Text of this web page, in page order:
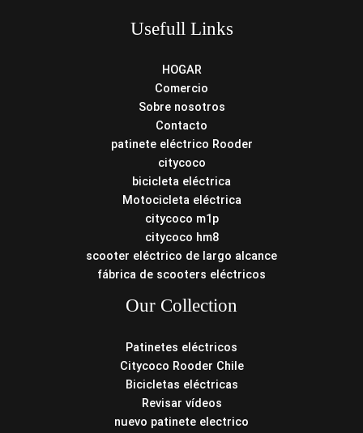
Usefull Links
HOGAR
Comercio
Sobre nosotros
Contacto
patinete eléctrico Rooder
citycoco
bicicleta eléctrica
Motocicleta eléctrica
citycoco m1p
citycoco hm8
scooter eléctrico de largo alcance
fábrica de scooters eléctricos
Our Collection
Patinetes eléctricos
Citycoco Rooder Chile
Bicicletas eléctricas
Revisar vídeos
nuevo patinete electrico